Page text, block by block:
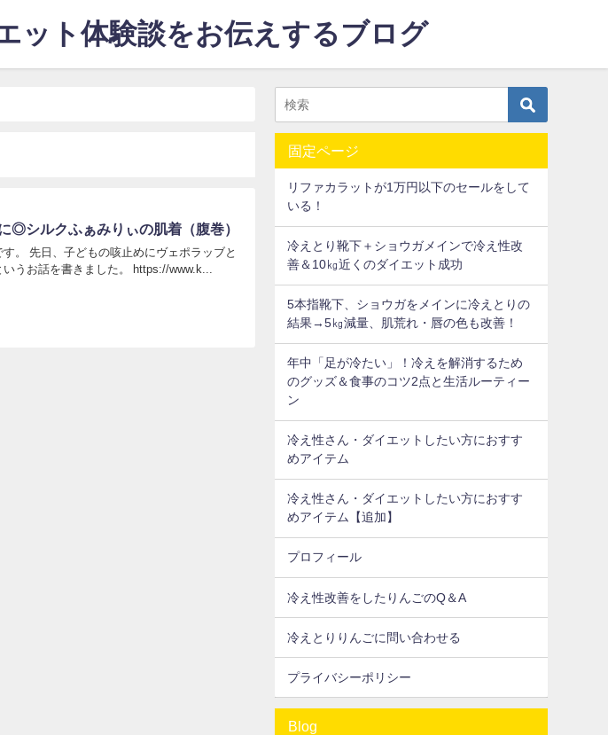
ット体験談をお伝えするブログ
◎シルクふぁみりぃの肌着（腹巻）
。 先日、子どもの咳止めにヴェポラッブと
うお話を書きました。 https://www.k...
固定ページ
リファカラットが1万円以下のセールをして
いる！
冷えとり靴下＋ショウガメインで冷え性改
善＆10㎏近くのダイエット成功
5本指靴下、ショウガをメインに冷えとりの
結果→5㎏減量、肌荒れ・唇の色も改善！
年中「足が冷たい」！冷えを解消するため
のグッズ＆食事のコツ2点と生活ルーティー
ン
冷え性さん・ダイエットしたい方におすす
めアイテム
冷え性さん・ダイエットしたい方におすす
めアイテム【追加】
プロフィール
冷え性改善をしたりんごのQ＆A
冷えとりりんごに問い合わせる
プライバシーポリシー
Blog